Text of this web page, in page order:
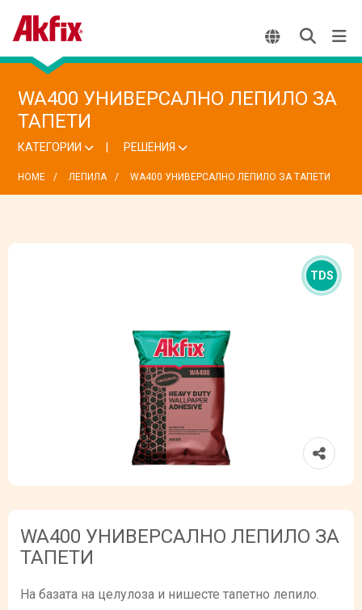
WA400 УНИВЕРСАЛНО ЛЕПИЛО ЗА
ТАПЕТИ
КАТЕГОРИИ РЕШЕНИЯ
HOME ЛЕПИЛА WA400 УНИВЕРСАЛНО ЛЕПИЛО ЗА ТАПЕТИ
TDS
WA400 УНИВЕРСАЛНО ЛЕПИЛО ЗА
ТАПЕТИ
На базата на целулоза и нишесте тапетно лепило.